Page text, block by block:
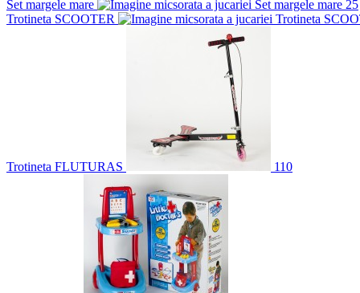
Set margele mare
25
Trotineta SCOOTER
Trotineta FLUTURAS 110